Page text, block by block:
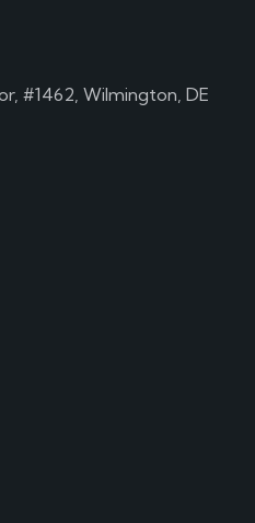
#1462, Wilmington, DE